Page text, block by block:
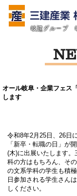
岐建グループ
オール岐阜・企業フェス
します
令和8年2月25日、26日
「新卒・転職の日」が
(木)に出展いたします
科の方はもちろん、そ
の文系学科の学生も積
日参加される学生さん
しください。